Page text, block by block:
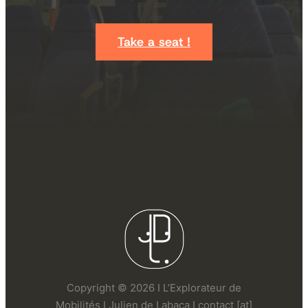
Take a seat !
Copyright © 2026 I L’Explorateur de
Mobilités I Julien de Labaca I contact [at]